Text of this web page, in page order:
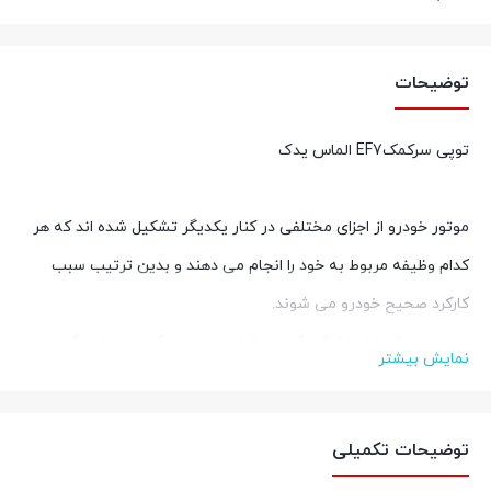
توضیحات
توپی سرکمکEF7 الماس یدک
موتور خودرو از اجزای مختلفی در کنار یکدیگر تشکیل شده اند که هر
کدام وظیفه مربوط به خود را انجام می دهند و بدین ترتیب سبب
کارکرد صحیح خودرو می شوند.
توپی سرکمکEF7در ناحیه بالایی مجموعه کمک فنر نصب می گردد و
نمایش بیشتر
توضیحات تکمیلی